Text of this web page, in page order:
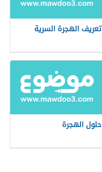
تعريف الهجرة السرية
حلول الهجرة